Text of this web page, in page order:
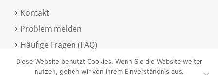
Kontakt
Problem melden
Häufige Fragen (FAQ)
Anmeldung zum Newsletter
Diese Website benutzt Cookies. Wenn Sie die Website weiter
nutzen, gehen wir von Ihrem Einverständnis aus.